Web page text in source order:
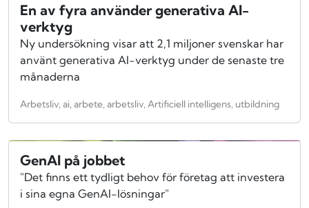
En av fyra använder generativa AI-
verktyg
Ny undersökning visar att 2,1 miljoner svenskar har
använt generativa AI-verktyg under de senaste tre
månaderna
Arbetsliv, ai, arbete, arbetsliv, Artificiell intelligens, utbildning
GenAI på jobbet
"Det finns ett tydligt behov för företag att investera
i sina egna GenAI-lösningar"